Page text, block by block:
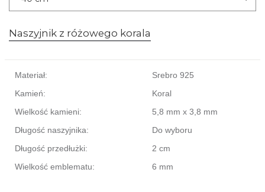
Naszyjnik z różowego korala
Materiał:
Srebro 925
Kamień:
Koral
Wielkość kamieni:
5,8 mm x 3,8 mm
Długość naszyjnika:
Do wyboru
Długość przedłużki:
2 cm
Wielkość emblematu:
6 mm